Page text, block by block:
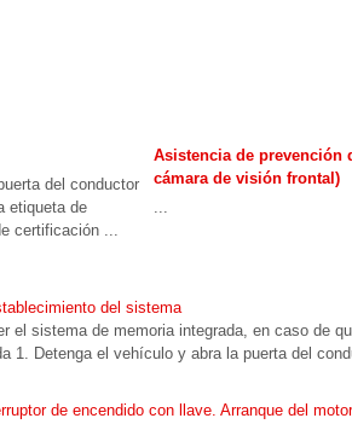
del conductor
etiqueta de
certificación ...
Asistencia de prevención
cámara de visión frontal)
del sistema
el sistema de memoria integrada, en caso de
1. Detenga el vehículo y abra la puerta del
de encendido con llave. Arranque del motor